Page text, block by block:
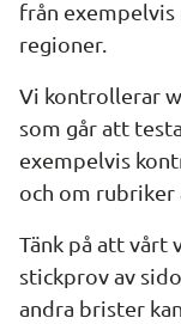
från
regioner.
Vi kontrollerar
som går att
exempelvis
och om rubriker
Tänk på att
stickprov av
andra brister